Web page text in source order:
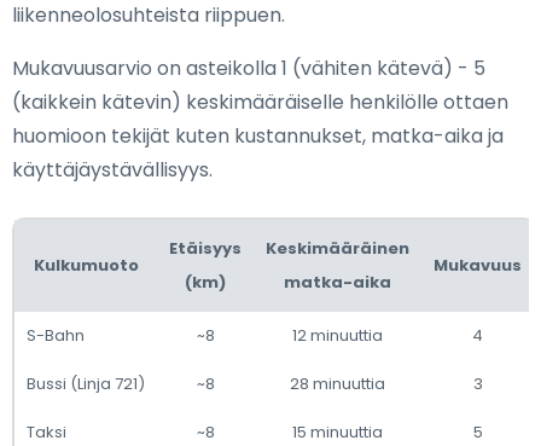
liikenneolosuhteista riippuen.
Mukavuusarvio on asteikolla 1 (vähiten kätevä) - 5
(kaikkein kätevin) keskimääräiselle henkilölle ottaen
huomioon tekijät kuten kustannukset, matka-aika ja
käyttäjäystävällisyys.
Kulkumuoto
Etäisyys
(km)
Keskimääräinen
matka-aika
Mukavuus
S-Bahn ~8 12 minuuttia 4
Bussi (Linja 721) ~8 28 minuuttia 3
Taksi ~8 15 minuuttia 5